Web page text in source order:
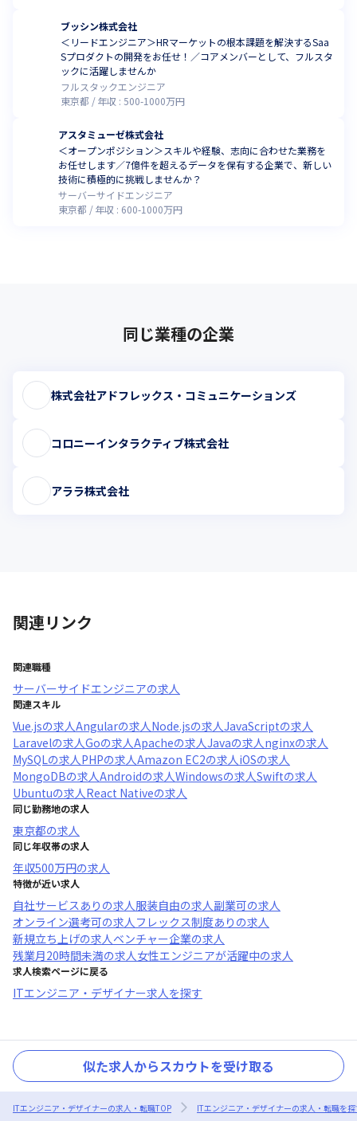
ブッシン株式会社
＜リードエンジニア＞HRマーケットの根本課題を解決するSaa
Sプロダクトの開発をお任せ！／コアメンバーとして、フルスタ
ックに活躍しませんか
フルスタックエンジニア
東京都
年収 : 500-1000万円
アスタミューゼ株式会社
＜オープンポジション＞スキルや経験、志向に合わせた業務を
お任せします／7億件を超えるデータを保有する企業で、新しい
技術に積極的に挑戦しませんか？
サーバーサイドエンジニア
東京都
年収 : 600-1000万円
同じ業種の企業
株式会社アドフレックス・コミュニケーションズ
コロニーインタラクティブ株式会社
アララ株式会社
関連リンク
関連職種
サーバーサイドエンジニアの求人
関連スキル
Vue.jsの求人Angularの求人Node.jsの求人JavaScriptの求人
Laravelの求人Goの求人Apacheの求人Javaの求人nginxの求人
MySQLの求人PHPの求人Amazon EC2の求人iOSの求人
MongoDBの求人Androidの求人Windowsの求人Swiftの求人
Ubuntuの求人React Nativeの求人
同じ勤務地の求人
東京都の求人
同じ年収帯の求人
年収500万円の求人
特徴が近い求人
自社サービスあり の求人服装自由の求人副業可の求人
オンライン選考可の求人フレックス制度あり の求人
新規立ち上げの求人ベンチャー企業の求人
残業月20時間未満の求人女性エンジニアが活躍中の求人
求人検索ページに戻る
ITエンジニア・デザイナー求人を探す
似た求人からスカウトを受け取る
ITエンジニア・デザイナーの求人・転職TOP ITエンジニア・デザイナーの求人・転職を